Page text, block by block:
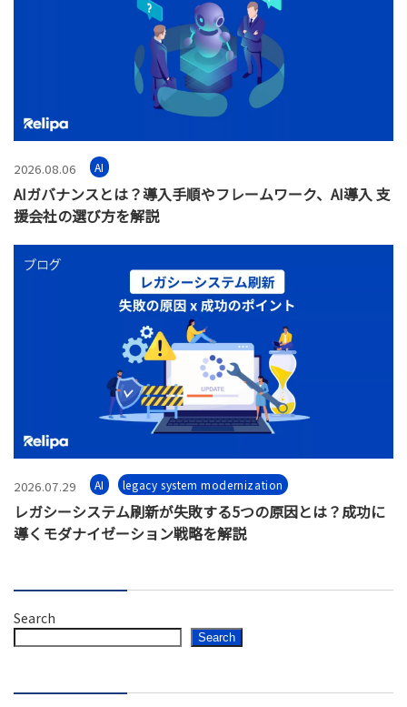
2026.08.06 AI
AIガバナンスとは？導入手順やフレームワーク、AI導入 支
援会社の選び方を解説
2026.07.29 AI legacy system modernization
レガシーシステム刷新が失敗する5つの原因とは？成功に
導くモダナイゼーション戦略を解説
Search
Search